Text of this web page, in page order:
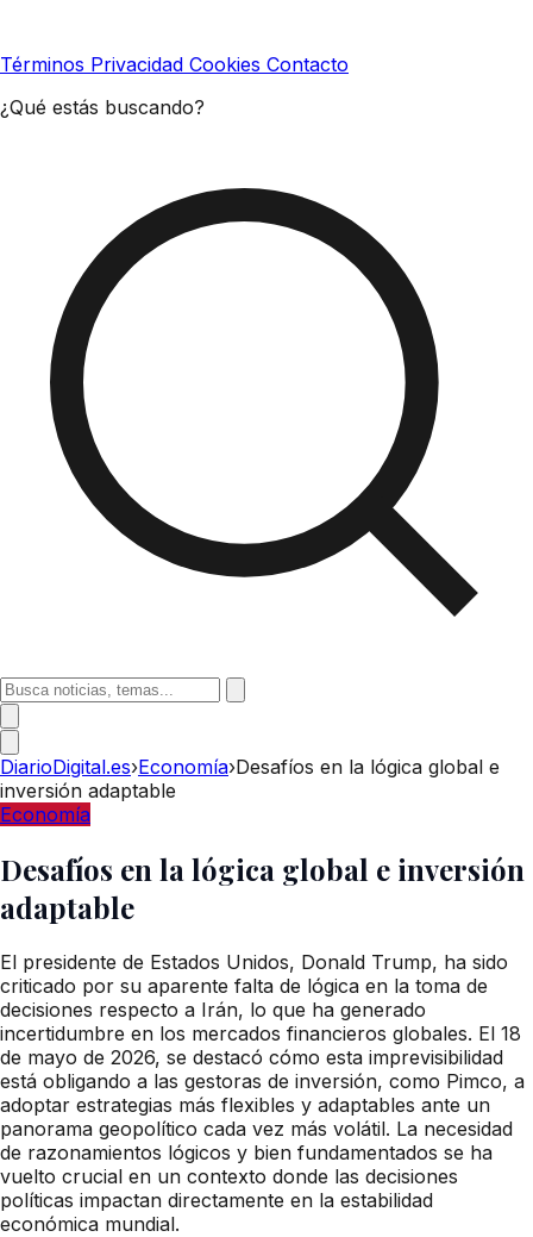
Términos Privacidad Cookies Contacto
¿Qué estás buscando?
DiarioDigital.es›Economía›Desafíos en la lógica global e
inversión adaptable
Economía
Desafíos en la lógica global e inversión
adaptable
El presidente de Estados Unidos, Donald Trump, ha sido
criticado por su aparente falta de lógica en la toma de
decisiones respecto a Irán, lo que ha generado
incertidumbre en los mercados financieros globales. El 18
de mayo de 2026, se destacó cómo esta imprevisibilidad
está obligando a las gestoras de inversión, como Pimco, a
adoptar estrategias más flexibles y adaptables ante un
panorama geopolítico cada vez más volátil. La necesidad
de razonamientos lógicos y bien fundamentados se ha
vuelto crucial en un contexto donde las decisiones
políticas impactan directamente en la estabilidad
económica mundial.